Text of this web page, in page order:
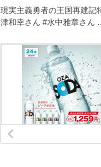
現実主義勇者の王国再建記
津和幸さん #水中雅章さん …